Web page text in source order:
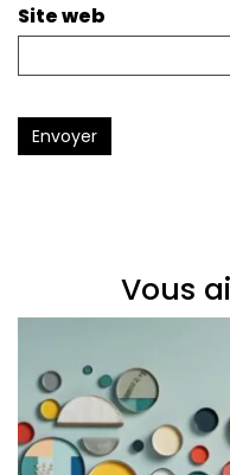
Site web
Envoyer
Vous